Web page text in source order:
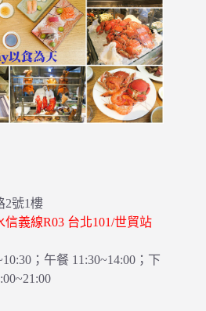
2號1樓
信義線R03 台北101/世貿站
；午餐 11:30~14:00；下